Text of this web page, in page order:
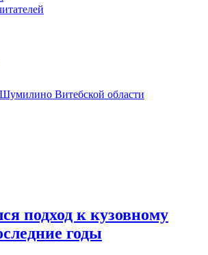
Витебской области
подход к кузовному
годы